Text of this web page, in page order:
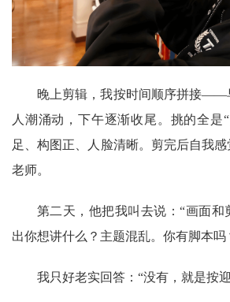
晚上剪辑，我按时间顺序拼接——
人潮涌动，下午逐渐收尾。挑的全是
足、构图正、人脸清晰。剪完后自我
老师。
第二天，他把我叫去说：“画面和
出你想讲什么？主题混乱。你有脚本吗
我只好老实回答： “没有，就是按